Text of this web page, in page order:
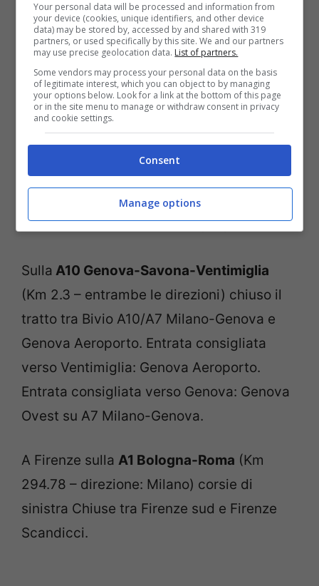
Ad Aosta sullaA5 Torino-Aosta-Monte
(Km 143.4 – direzione: Monte
Bianco) tratto chiuso per lavori tra
Courmayeur sud ed il traforo del Monte
Bianco fino alle 18:00 del 30/04/2020.
Sulla A10 Genova-Savona-Ventimiglia
(Km 2.3 – entrambe le direzioni) chiuso il
tratto tra Bivio A10/A7 Milano-Genova e
Genova Aeroporto. Entrata consigliata
verso Ventimiglia: Genova Aeroporto.
Entrata consigliata verso Genova: Genova
Ovest su A7 Milano-Genova.
A Firenze sulla A1 Bologna-Roma (Km
294.78 – direzione: Milano) corsie di
sinistra Chiuse tra Firenze sud e Firenze
Scandicci.
Your personal data will be processed and information from
your device (cookies, unique identifiers, and other device
data) may be stored by, accessed by and shared with 319
partners, or used specifically by this site. We and our partners
may use precise geolocation data. List of partners.
Some vendors may process your personal data on the basis
of legitimate interest, which you can object to by managing
your options below. Look for a link at the bottom of this page
or in the site menu to manage or withdraw consent in privacy
and cookie settings.
Consent
Manage options